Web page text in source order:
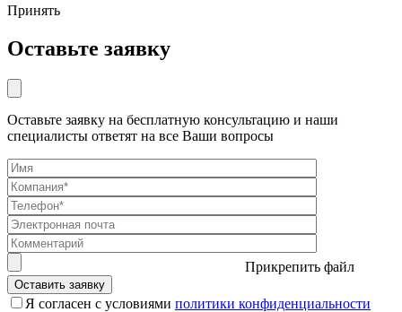
Принять
Оставьте заявку
Оставьте заявку на бесплатную консультацию и наши
специалисты ответят на все Ваши вопросы
Прикрепить файл
Я согласен с условиями политики конфиденциальности